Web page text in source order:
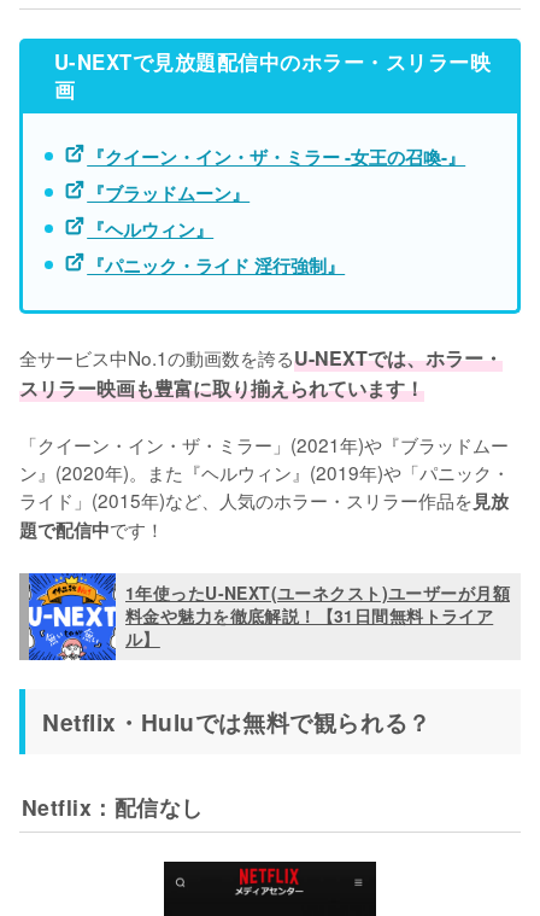
U-NEXTで見放題配信中のホラー・スリラー映
画
『クイーン・イン・ザ・ミラー -女王の召喚-』
『ブラッドムーン』
『ヘルウィン』
『パニック・ライド 淫行強制』
全サービス中No.1の動画数を誇るU-NEXTでは、ホラー・
スリラー映画も豊富に取り揃えられています！
「クイーン・イン・ザ・ミラー」(2021年)や『ブラッドムー
ン』(2020年)。また『ヘルウィン』(2019年)や「パニック・
ライド」(2015年)など、人気のホラー・スリラー作品を見放
題で配信中です！
1年使ったU-NEXT(ユーネクスト)ユーザーが月額
料金や魅力を徹底解説！【31日間無料トライア
ル】
Netflix・Huluでは無料で観られる？
Netflix：配信なし